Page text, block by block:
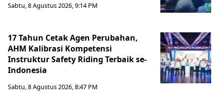
Sabtu, 8 Agustus 2026, 9:14 PM
17 Tahun Cetak Agen Perubahan,
AHM Kalibrasi Kompetensi
Instruktur Safety Riding Terbaik se-
Indonesia
Sabtu, 8 Agustus 2026, 8:47 PM